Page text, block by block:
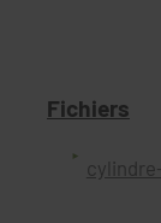
Fichiers